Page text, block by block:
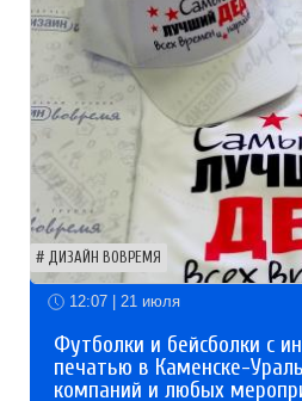
ДИЗАЙН ВОВРЕМЯ
12:07 | 21 июля
Футболки и бейсболки с
печатью в Каменске-
компаний и любых